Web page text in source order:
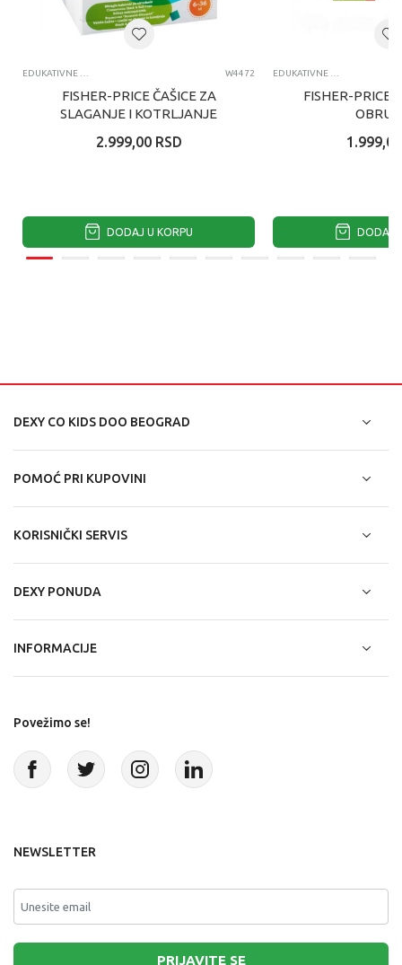
EDUKATIVNE IGRAČKE ZA BEBE W4472
FISHER-PRICE ČAŠICE ZA
SLAGANJE I KOTRLJANJE
2.999,00 RSD
DODAJ U KORPU
EDUKATIVNE IGRAČKE ZA BEBE
FISHER-PRICE
1.999,00
DODAJ
DEXY CO KIDS DOO BEOGRAD
POMOĆ PRI KUPOVINI
KORISNIČKI SERVIS
DEXY PONUDA
INFORMACIJE
Povežimo se!
NEWSLETTER
PRIJAVITE SE